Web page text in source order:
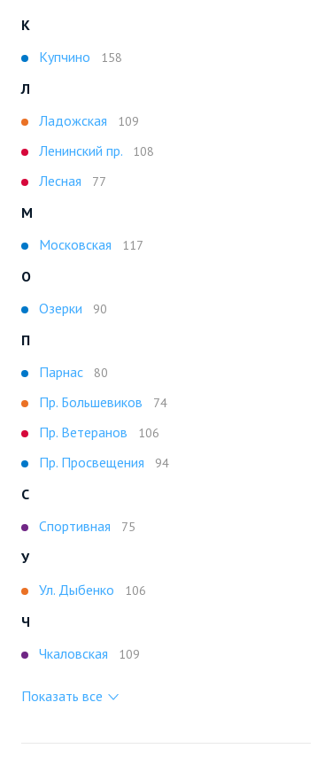
К
Купчино
158
Л
Ладожская
109
Ленинский пр. 108
Лесная 77
М
Московская
117
О
Озерки
90
П
Парнас
80
Пр. Большевиков 74
Пр. Ветеранов 106
Пр. Просвещения 94
С
Спортивная
75
У
Ул. Дыбенко
106
Ч
Чкаловская
109
Показать все